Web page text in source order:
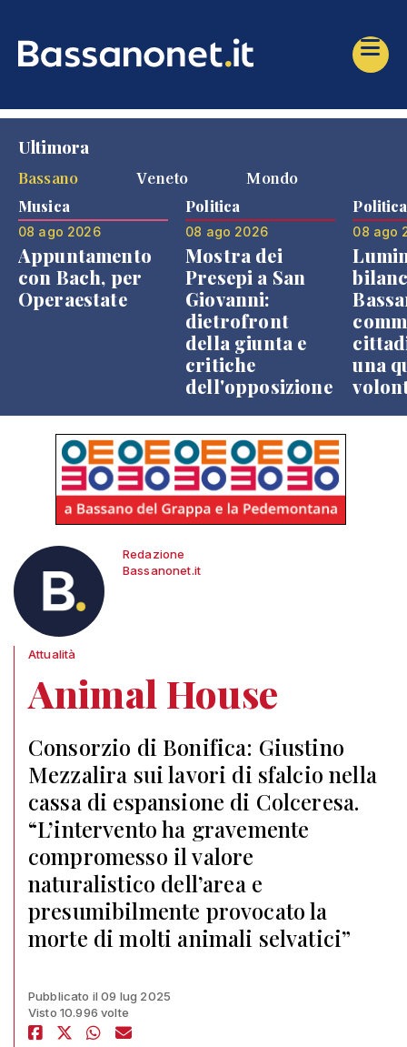
Ultimora
Bassano
Veneto Mondo
Musica
08 ago 2026
Appuntamento
con Bach, per
Operaestate
Politica
08 ago 2026
Mostra dei
Presepi a San
Giovanni:
dietrofront
della giunta e
critiche
dell'opposizione
Politica
08 ago
una
Redazione
Bassanonet.it
Attualità
Animal House
Consorzio di Bonifica: Giustino
Mezzalira sui lavori di sfalcio nella
cassa di espansione di Colceresa.
“L’intervento ha gravemente
compromesso il valore
naturalistico dell’area e
presumibilmente provocato la
morte di molti animali selvatici”
Pubblicato il 09 lug 2025
Visto 10.996 volte